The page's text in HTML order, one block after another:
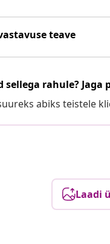
teave
sellega rahule? Jaga
abiks teistele
Laadi